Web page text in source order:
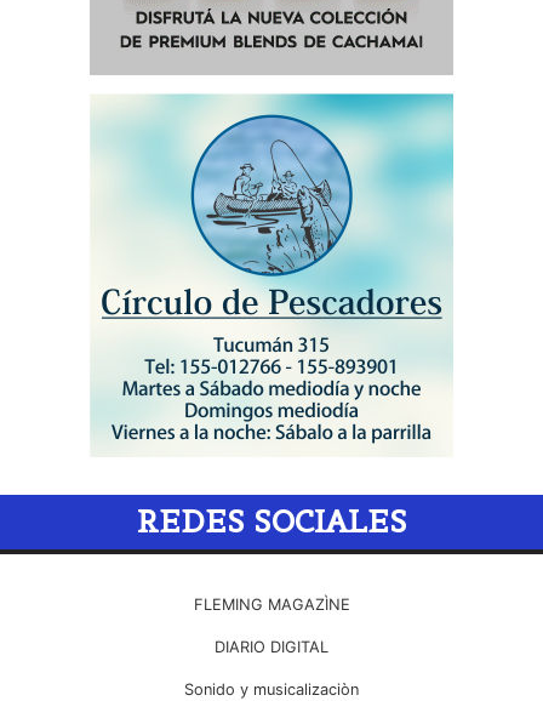
REDES SOCIALES
FLEMING MAGAZÌNE
DIARIO DIGITAL
Sonido y musicalizaciòn